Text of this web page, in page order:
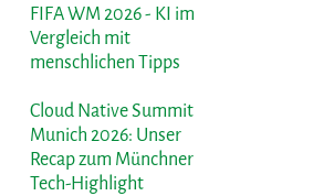
FIFA WM 2026 - KI im
Vergleich mit
menschlichen Tipps
Cloud Native Summit
Munich 2026: Unser
Recap zum Münchner
Tech-Highlight